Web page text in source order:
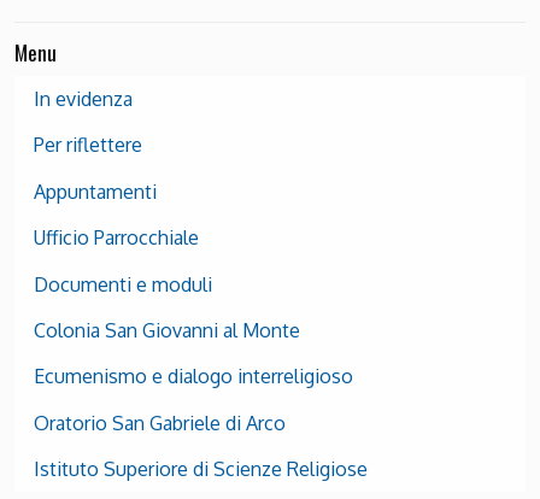
Menu
In evidenza
Per riflettere
Appuntamenti
Ufficio Parrocchiale
Documenti e moduli
Colonia San Giovanni al Monte
Ecumenismo e dialogo interreligioso
Oratorio San Gabriele di Arco
Istituto Superiore di Scienze Religiose